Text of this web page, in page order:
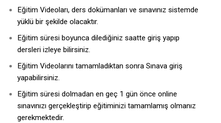
Eğitim Videoları, ders dokümanları ve sınavınız sistemde
yüklü bir şekilde olacaktır.
Eğitim süresi boyunca dilediğiniz saatte giriş yapıp
dersleri izleye bilirsiniz.
Eğitim Videolarını tamamladıktan sonra Sınava giriş
yapabilirsiniz.
Eğitim süresi dolmadan en geç 1 gün önce online
sınavınızı gerçekleştirip eğitiminizi tamamlamış olmanız
gerekmektedir.